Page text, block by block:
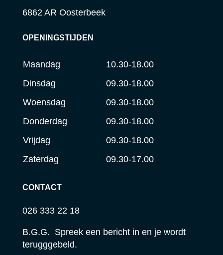
6862 AR Oosterbeek
OPENINGSTIJDEN
Maandag
10.30-18.00
Dinsdag
09.30-18.00
Woensdag
09.30-18.00
Donderdag
09.30-18.00
Vrijdag
09.30-18.00
Zaterdag
09.30-17.00
CONTACT
026 333 22 18
B.G.G. Spreek een bericht in en je wordt
terugggebeld.